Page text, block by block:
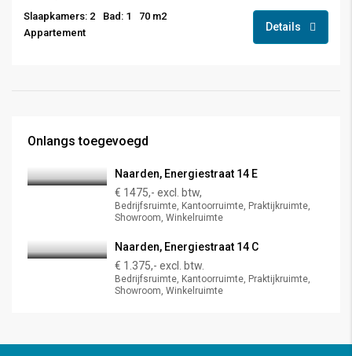
Slaapkamers: 2 Bad: 1
70 m2
Appartement
Details
Onlangs toegevoegd
Naarden, Energiestraat 14 E
€ 1475,- excl. btw,
Bedrijfsruimte, Kantoorruimte, Praktijkruimte,
Showroom, Winkelruimte
Naarden, Energiestraat 14 C
€ 1.375,- excl. btw.
Bedrijfsruimte, Kantoorruimte, Praktijkruimte,
Showroom, Winkelruimte